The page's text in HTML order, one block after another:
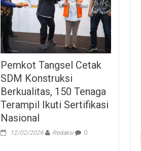
Pemkot Tangsel Cetak
SDM Konstruksi
Berkualitas, 150 Tenaga
Terampil Ikuti Sertifikasi
Nasional
12/02/2026 Redaksi 0